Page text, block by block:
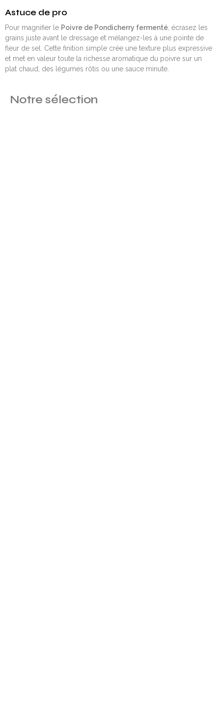
Astuce de pro
Pour magnifier le Poivre de Pondicherry fermenté , écrasez les
grains juste avant le dressage et mélangez-les à une pointe de
fleur de sel. Cette finition simple crée une texture plus expressive
et met en valeur toute la richesse aromatique du poivre sur un
plat chaud, des légumes rôtis ou une sauce minute.
Notre sélection